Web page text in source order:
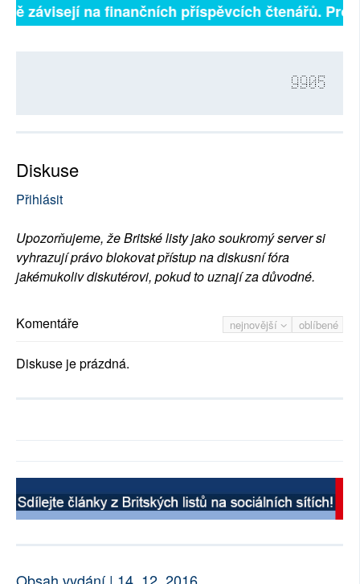
závisejí na finančních příspěvcích čtenářů.
9905
Diskuse
Přihlásit
Upozorňujeme, že Britské listy jako soukromý server si
vyhrazují právo blokovat přístup na diskusní fóra
jakémukoliv diskutérovi, pokud to uznají za důvodné.
nejnovější oblíbené
Komentáře
Diskuse je prázdná.